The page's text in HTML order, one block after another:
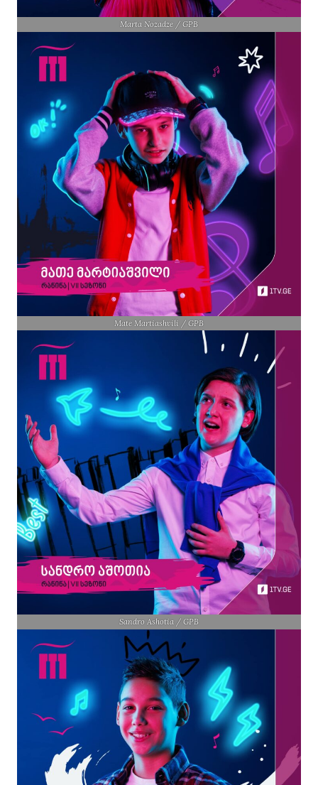
Marta Nozadze / GPB
Mate Martiashvili / GPB
Sandro Ashotia / GPB